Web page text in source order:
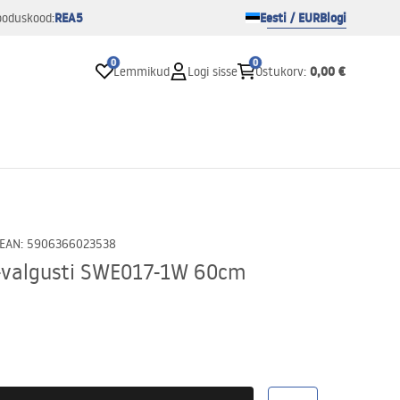
REA5 Eesti / EURBlogi
0
Lemmikud Logi sisse
0
Ostukorv: 0,00 €
EAN: 5906366023538
SWE017-1W 60cm